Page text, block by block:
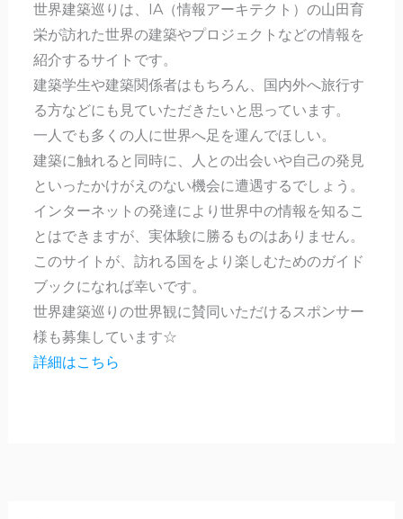
世界建築巡りは、IA（情報アーキテクト）の山田育
栄が訪れた世界の建築やプロジェクトなどの情報を
紹介するサイトです。
建築学生や建築関係者はもちろん、国内外へ旅行す
る方などにも見ていただきたいと思っています。
一人でも多くの人に世界へ足を運んでほしい。
建築に触れると同時に、人との出会いや自己の発見
といったかけがえのない機会に遭遇するでしょう。
インターネットの発達により世界中の情報を知るこ
とはできますが、実体験に勝るものはありません。
このサイトが、訪れる国をより楽しむためのガイド
ブックになれば幸いです。
世界建築巡りの世界観に賛同いただけるスポンサー
様も募集しています☆
詳細はこちら